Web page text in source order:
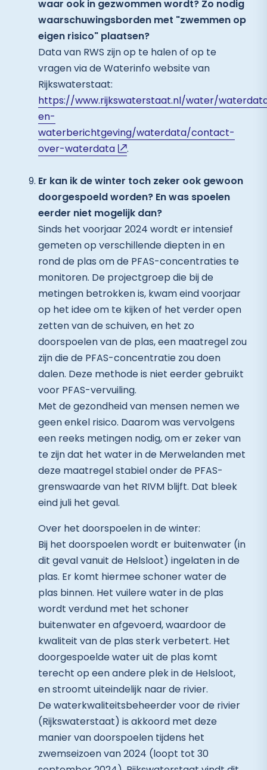
waar ook in gezwommen wordt? Zo nodig
waarschuwingsborden met "zwemmen op
eigen risico" plaatsen?
Data van RWS zijn op te halen of op te
vragen via de Waterinfo website van
Rijkswaterstaat:
https://www.rijkswaterstaat.nl/water/
en-
waterberichtgeving/waterdata/contact-
over-waterdata
.
Er kan ik de winter toch zeker ook gewoon
doorgespoeld worden? En was spoelen
eerder niet mogelijk dan?
Sinds het voorjaar 2024 wordt er intensief
gemeten op verschillende diepten in en
rond de plas om de PFAS-concentraties te
monitoren. De projectgroep die bij de
metingen betrokken is, kwam eind voorjaar
op het idee om te kijken of het verder open
zetten van de schuiven, en het zo
doorspoelen van de plas, een maatregel zou
zijn die de PFAS-concentratie zou doen
dalen. Deze methode is niet eerder gebruikt
voor PFAS-vervuiling.
Met de gezondheid van mensen nemen we
geen enkel risico. Daarom was vervolgens
een reeks metingen nodig, om er zeker van
te zijn dat het water in de Merwelanden met
deze maatregel stabiel onder de PFAS-
grenswaarde van het RIVM blijft. Dat bleek
eind juli het geval.
Over het doorspoelen in de winter:
Bij het doorspoelen wordt er buitenwater (in
dit geval vanuit de Helsloot) ingelaten in de
plas. Er komt hiermee schoner water de
plas binnen. Het vuilere water in de plas
wordt verdund met het schoner
buitenwater en afgevoerd, waardoor de
kwaliteit van de plas sterk verbetert. Het
doorgespoelde water uit de plas komt
terecht op een andere plek in de Helsloot,
en stroomt uiteindelijk naar de rivier.
De waterkwaliteitsbeheerder voor de rivier
(Rijkswaterstaat) is akkoord met deze
manier van doorspoelen tijdens het
zwemseizoen van 2024 (loopt tot 30